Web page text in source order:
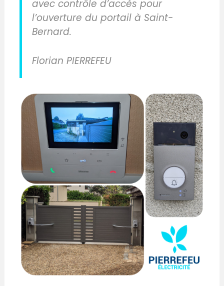
avec contrôle d’accès pour
l’ouverture du portail à Saint-
Bernard.
Florian PIERREFEU